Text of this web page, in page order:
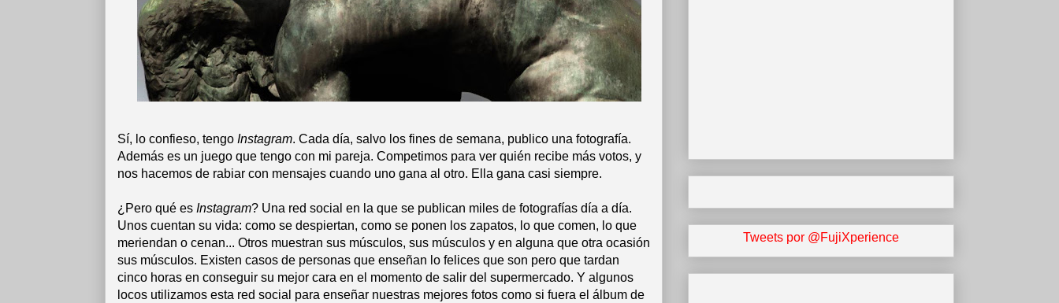
Sí, lo confieso, tengo Instagram. Cada día, salvo los fines de semana, publico una fotografía.
Además es un juego que tengo con mi pareja. Competimos para ver quién recibe más votos, y
nos hacemos de rabiar con mensajes cuando uno gana al otro. Ella gana casi siempre.
¿Pero qué es Instagram? Una red social en la que se publican miles de fotografías día a día.
Unos cuentan su vida: como se despiertan, como se ponen los zapatos, lo que comen, lo que
meriendan o cenan... Otros muestran sus músculos, sus músculos y en alguna que otra ocasión
sus músculos. Existen casos de personas que enseñan lo felices que son pero que tardan
cinco horas en conseguir su mejor cara en el momento de salir del supermercado. Y algunos
locos utilizamos esta red social para enseñar nuestras mejores fotos como si fuera el álbum de
Tweets por @FujiXperience